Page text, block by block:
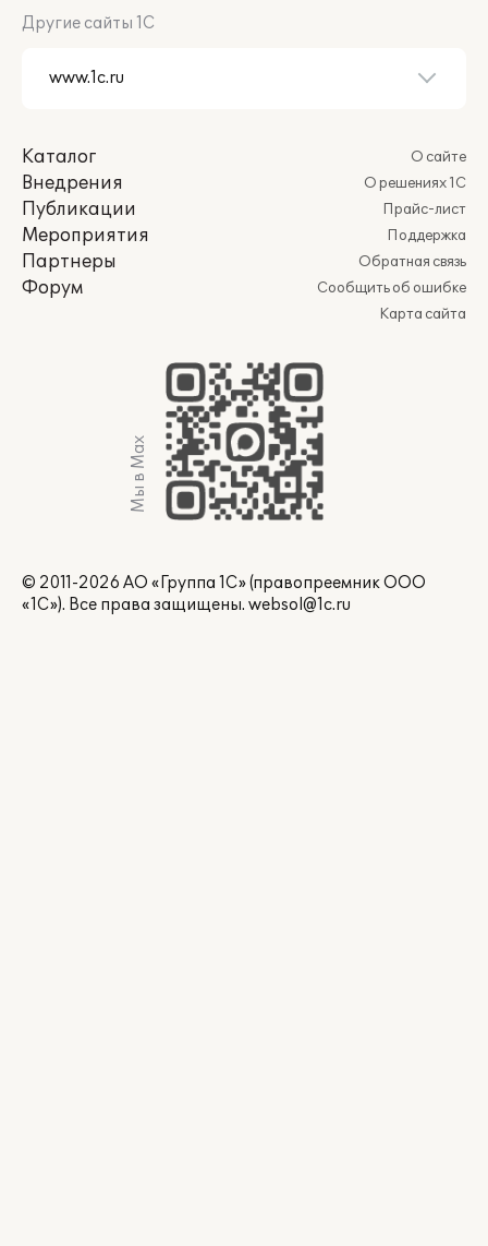
Другие сайты 1С
Каталог
Внедрения
Публикации
Мероприятия
Партнеры
Форум
О сайте
О решениях 1С
Прайс-лист
Поддержка
Обратная связь
Сообщить об ошибке
Карта сайта
Мы в Max
© 2011-2026 АО «Группа 1С» (правопреемник ООО
«1С»). Все права защищены. websol@1c.ru